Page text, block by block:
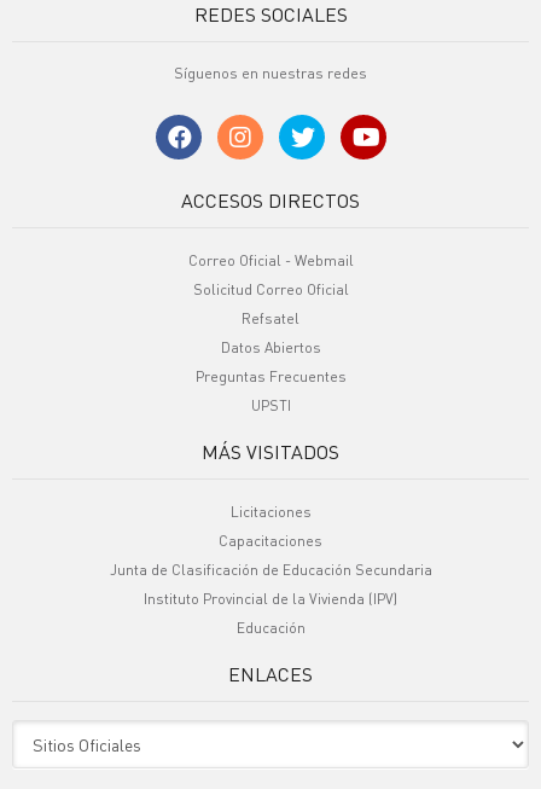
REDES SOCIALES
Síguenos en nuestras redes
ACCESOS DIRECTOS
Correo Oficial - Webmail
Solicitud Correo Oficial
Refsatel
Datos Abiertos
Preguntas Frecuentes
UPSTI
MÁS VISITADOS
Licitaciones
Capacitaciones
Junta de Clasificación de Educación Secundaria
Instituto Provincial de la Vivienda (IPV)
Educación
ENLACES